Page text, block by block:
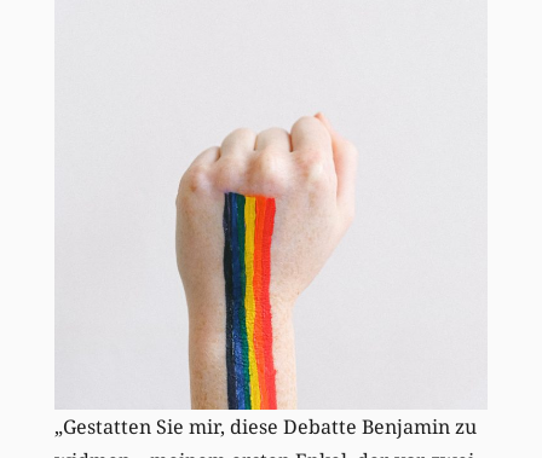
„Gestatten Sie mir, diese Debatte Benjamin zu